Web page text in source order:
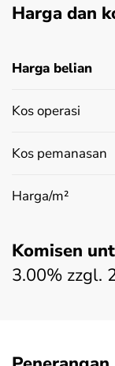
Harga dan
Harga belian
Kos operasi
Kos pemanasan
Harga/m²
Komisen
3.00% zzgl.